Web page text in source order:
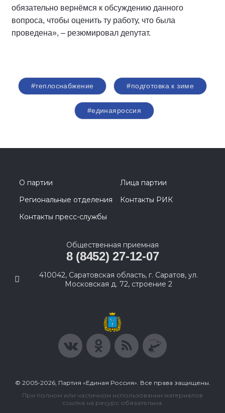
обязательно вернёмся к обсуждению данного
вопроса, чтобы оценить ту работу, что была
проведена», – резюмировал депутат.
#теплоснабжение #подготовка к зиме
#единаяроссия
О партии
Лица партии
Региональные отделения
Контакты РИК
Контакты пресс-службы
Общественная приемная
8 (8452) 27-12-07
410042, Саратовская область, г. Саратов, ул.
Московская д. 72, строение 2
© 2005-2026, Партия «Единая Россия». Все права защищены.
При полном или частичном использовании материалов
ссылка на ресурс обязательна.